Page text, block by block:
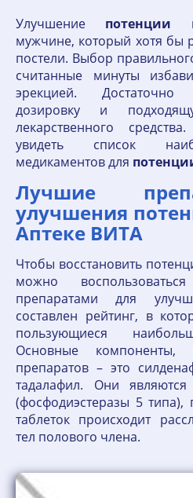
Улучшение потенции
мужчине, который хотя бы
постели. Выбор
считанные минуты
эрекцией.
дозировку и
лекарственного
увидеть список
медикаментов для
Лучшие
улучшения
Аптеке ВИТА
Чтобы восстановить
можно
препаратами для
составлен рейтинг, в
пользующиеся
Основные
препаратов – это
тадалафил. Они
(фосфодиэстеразы 5
таблеток происходит
тел полового члена.